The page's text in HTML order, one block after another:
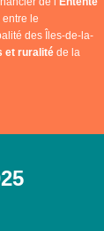
le
des Îles-de-la-
et ruralité de la